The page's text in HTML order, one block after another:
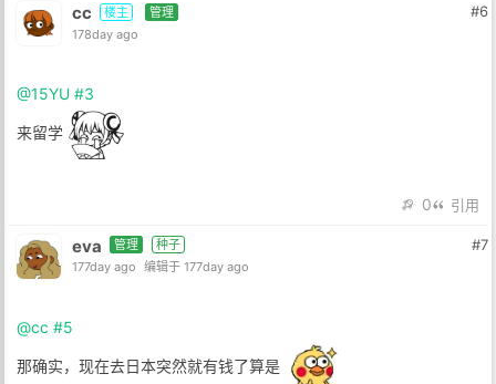
cc 楼主
管理
178day ago
#6
@15YU #3
来留学
0 引用
eva 管理
种子
177day ago 编辑于 177day ago
#7
@cc #5
那确实，现在去日本突然就有钱了算是